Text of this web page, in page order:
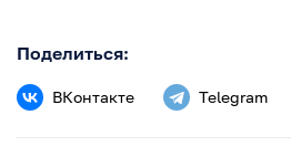
Поделиться:
ВКонтакте Telegram